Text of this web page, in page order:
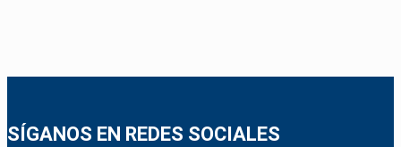
SÍGANOS EN REDES SOCIALES